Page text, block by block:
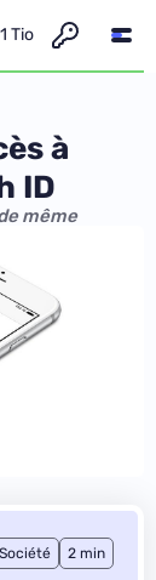
1 Tio
à
ID
même
Société 2 min